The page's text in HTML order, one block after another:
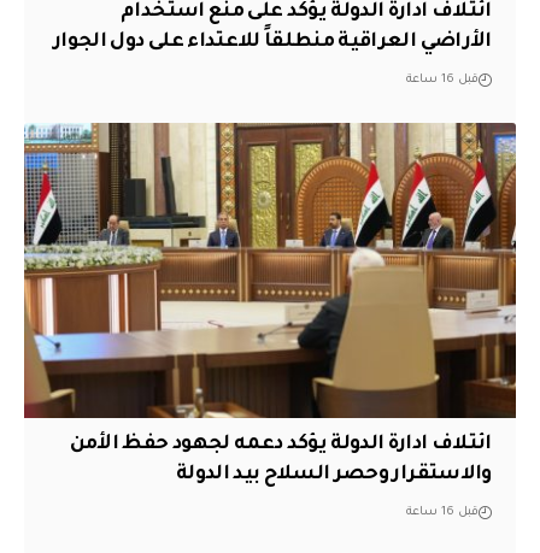
ائتلاف ادارة الدولة يؤكد على منع استخدام
الأراضي العراقية منطلقاً للاعتداء على دول الجوار
قبل 16 ساعة
ائتلاف ادارة الدولة يؤكد دعمه لجهود حفظ الأمن
والاستقرار وحصر السلاح بيد الدولة
قبل 16 ساعة